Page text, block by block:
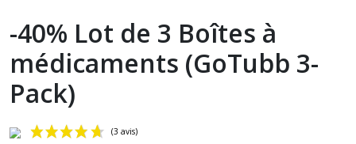
-40% Lot de 3 Boîtes à
médicaments (GoTubb 3-
Pack)